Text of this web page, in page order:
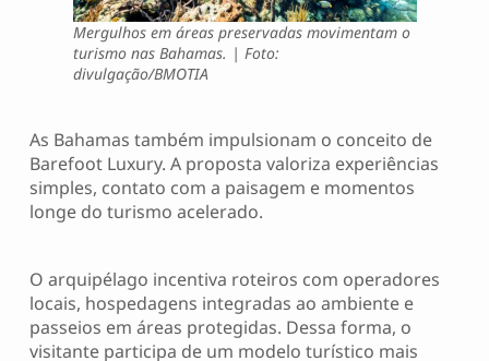
Mergulhos em áreas preservadas movimentam o
turismo nas Bahamas. | Foto:
divulgação/BMOTIA
As Bahamas também impulsionam o conceito de
Barefoot Luxury. A proposta valoriza experiências
simples, contato com a paisagem e momentos
longe do turismo acelerado.
O arquipélago incentiva roteiros com operadores
locais, hospedagens integradas ao ambiente e
passeios em áreas protegidas. Dessa forma, o
visitante participa de um modelo turístico mais